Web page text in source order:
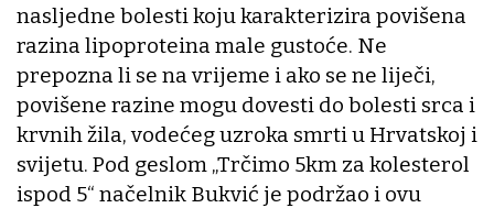
nasljedne bolesti koju karakterizira povišena
razina lipoproteina male gustoće. Ne
prepozna li se na vrijeme i ako se ne liječi,
povišene razine mogu dovesti do bolesti srca i
krvnih žila, vodećeg uzroka smrti u Hrvatskoj i
svijetu. Pod geslom „Trčimo 5km za kolesterol
ispod 5“ načelnik Bukvić je podržao i ovu